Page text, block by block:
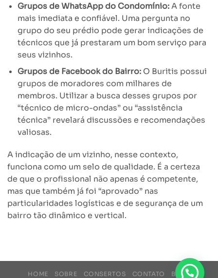
Grupos de WhatsApp do Condomínio:A fonte
mais imediata e confiável. Uma pergunta no
grupo do seu prédio pode gerar indicações de
técnicos que já prestaram um bom serviço para
seus vizinhos.
Grupos de Facebook do Bairro:O Buritis possui
grupos de moradores com milhares de
membros. Utilizar a busca desses grupos por
“técnico de micro-ondas” ou “assistência
técnica” revelará discussões e recomendações
valiosas.
A indicação de um vizinho, nesse contexto,
funciona como um selo de qualidade. É a certeza
de que o profissional não apenas é competente,
mas que também já foi “aprovado” nas
particularidades logísticas e de segurança de um
bairro tão dinâmico e vertical.
HOME SOBRE CONSERTOS CONTATO BLOG